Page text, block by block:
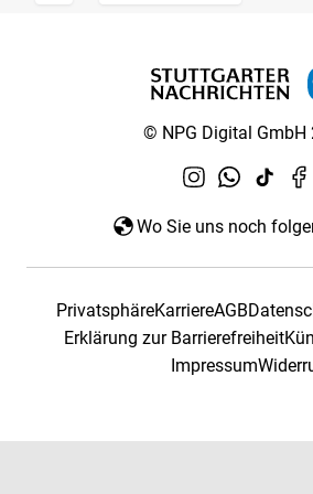
© NPG Digital GmbH
Wo Sie uns noch
PrivatsphäreKarriereAGB
Erklärung zur Barrierefreiheit
Impressum